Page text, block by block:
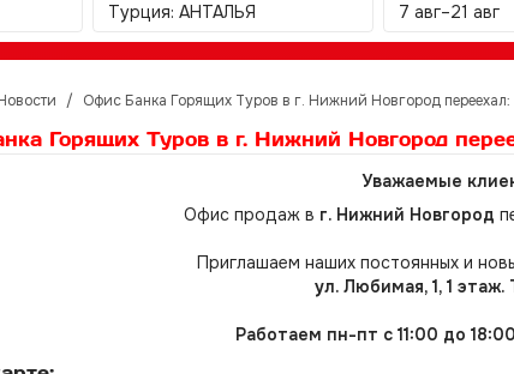
Турция: АНТАЛЬЯ 7 авг–21 авг
/ Офис Банка Горящих Туров в г. Нижний Новгород переехал:
Горящих Туров в г. Нижний Новгород
Уважаемые
Офис продаж в г. Нижний Новгород
Приглашаем наших постоянных и
ул. Любимая, 1, 1
Работаем пн-пт с 11:00 до